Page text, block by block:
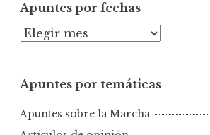
Apuntes por fechas
A
n
e
Apuntes por temáticas
Apuntes sobre la Marcha